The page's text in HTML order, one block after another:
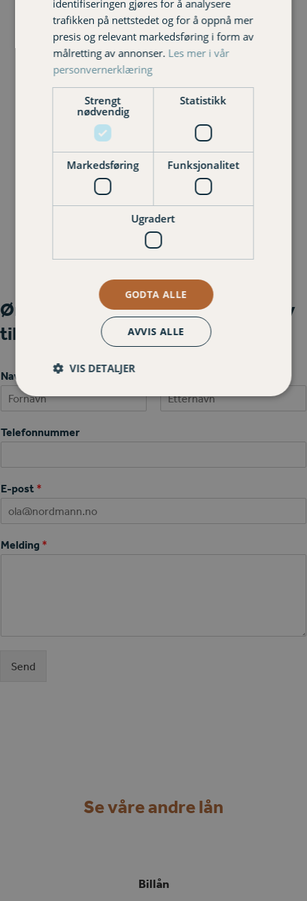
Kunderådgiver privat
993 77 350
Valter Olerud
913 81 419
Ønsker du at vi kontakter deg? Skriv
til oss her:
Navn
Telefonnummer
E-post *
Melding *
Send
Se våre andre lån
Billån
identifiseringen gjøres for å analysere
trafikken på nettstedet og for å oppnå mer
presis og relevant markedsføring i form av
målretting av annonser. Les mer i vår
personvernerklæring
Strengt
nødvendig
Statistikk
Markedsføring Funksjonalitet
Ugradert
GODTA ALLE
AVVIS ALLE
VIS DETALJER